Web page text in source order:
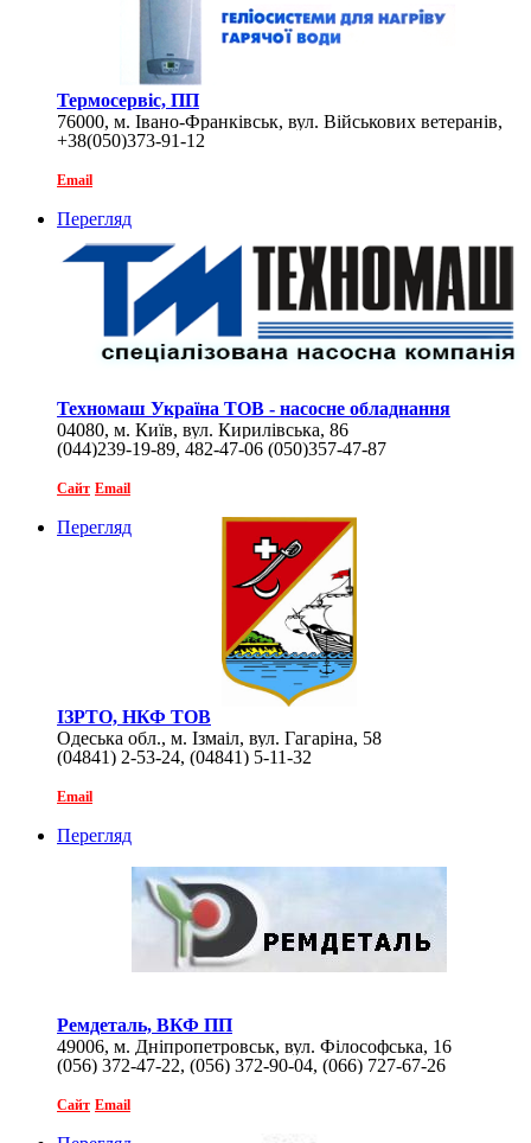
Термосервіс, ПП
76000, м. Івано-Франківськ, вул. Військових ветеранів,
10, оф. 204
+38(050)373-91-12
Email
Перегляд
Техномаш Україна ТОВ - насосне обладнання
04080, м. Київ, вул. Кирилівська, 86
(044)239-19-89, 482-47-06 (050)357-47-87
Сайт Email
Перегляд
ІЗРТО, НКФ ТОВ
Одеська обл., м. Ізмаіл, вул. Гагаріна, 58
(04841) 2-53-24, (04841) 5-11-32
Email
Перегляд
Ремдеталь, ВКФ ПП
49006, м. Дніпропетровськ, вул. Філософська, 16
(056) 372-47-22, (056) 372-90-04, (066) 727-67-26
Сайт Email